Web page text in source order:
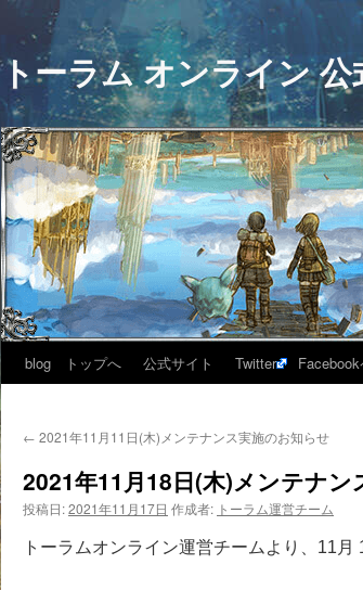
トーラム オンライン
blog トップへ 公式サイト Twitter
← 2021年11月11日(木)メンテナンス実施のお知らせ
2021年11月18日(木)メンテナン
投稿日:2021年11月17日 作成者: トーラム運営チーム
トーラムオンライン運営チームより、11